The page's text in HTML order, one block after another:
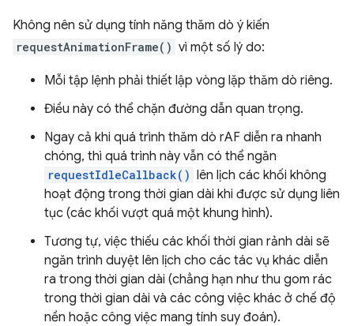
Không nên sử dụng tính năng thăm dò ý kiến
requestAnimationFrame() vì một số lý do:
Mỗi tập lệnh phải thiết lập vòng lặp thăm dò riêng.
Điều này có thể chặn đường dẫn quan trọng.
Ngay cả khi quá trình thăm dò rAF diễn ra nhanh
chóng, thì quá trình này vẫn có thể ngăn
requestIdleCallback() lên lịch các khối không
hoạt động trong thời gian dài khi được sử dụng liên
tục (các khối vượt quá một khung hình).
Tương tự, việc thiếu các khối thời gian rảnh dài sẽ
ngăn trình duyệt lên lịch cho các tác vụ khác diễn
ra trong thời gian dài (chẳng hạn như thu gom rác
trong thời gian dài và các công việc khác ở chế độ
nền hoặc công việc mang tính suy đoán).